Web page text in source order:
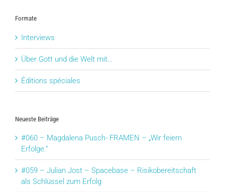
Formate
Interviews
Über Gott und die Welt mit…
Éditions spéciales
Neueste Beiträge
#060 – Magdalena Pusch- FRAMEN – „Wir feiern
Erfolge.“
#059 – Julian Jost – Spacebase – Risikobereitschaft
als Schlüssel zum Erfolg